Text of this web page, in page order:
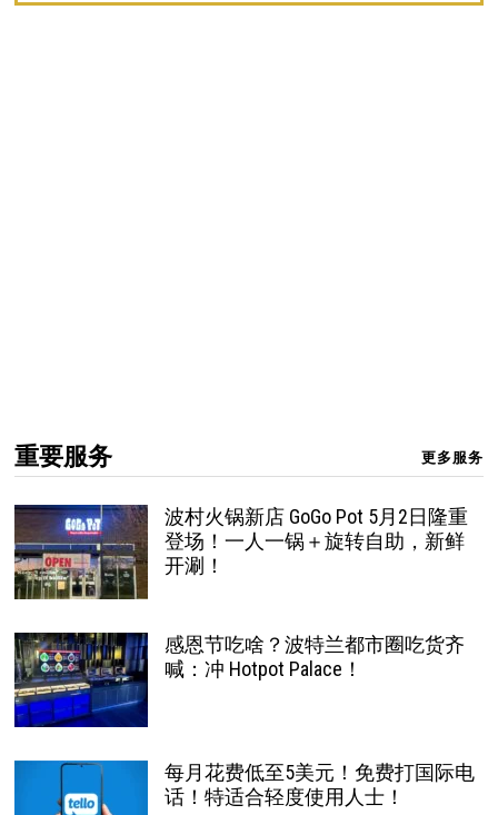
重要服务 更多服务
波村火锅新店 GoGo Pot 5月2日隆重
登场！一人一锅＋旋转自助，新鲜
开涮！
感恩节吃啥？波特兰都市圈吃货齐
喊：冲 Hotpot Palace！
每月花费低至5美元！免费打国际电
话！特适合轻度使用人士！